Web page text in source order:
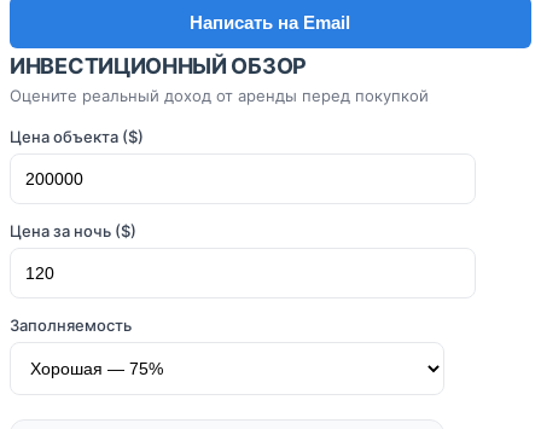
Написать на Email
ИНВЕСТИЦИОННЫЙ ОБЗОР
Оцените реальный доход от аренды перед покупкой
Цена объекта ($)
Цена за ночь ($)
Заполняемость